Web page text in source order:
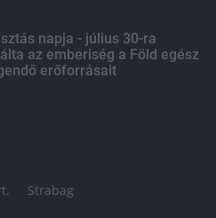
napja - július 30-ra
az emberiség a Föld egész
erőforrásait
Strabag